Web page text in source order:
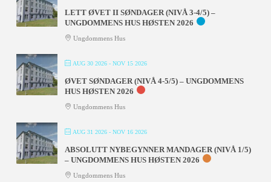
LETT ØVET II SØNDAGER (NIVÅ 3-4/5) –
UNGDOMMENS HUS HØSTEN 2026
Ungdommens Hus
AUG 30 2026- NOV 15 2026
ØVET SØNDAGER (NIVÅ 4-5/5) – UNGDOMMENS
HUS HØSTEN 2026
Ungdommens Hus
AUG 31 2026- NOV 16 2026
ABSOLUTT NYBEGYNNER MANDAGER (NIVÅ 1/5)
– UNGDOMMENS HUS HØSTEN 2026
Ungdommens Hus